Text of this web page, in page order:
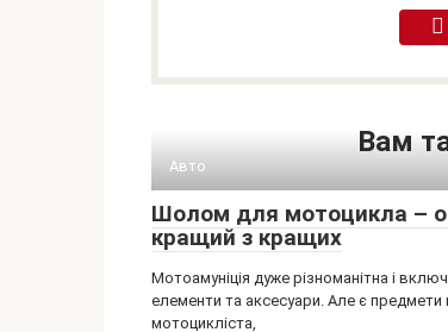
Вам
Авто
Шолом для мотоцикла –
кращий з кращих
Мотоамуніція дуже різноманітна і
елементи та аксесуари. Але є предмети
мотоцикліста,